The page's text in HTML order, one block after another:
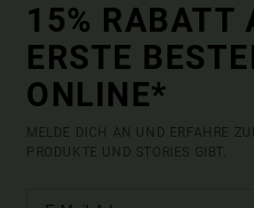
15% RABATT
ERSTE
ONLINE*
MELDE DICH AN UND ERFAHRE
PRODUKTE UND STORIES GIBT.